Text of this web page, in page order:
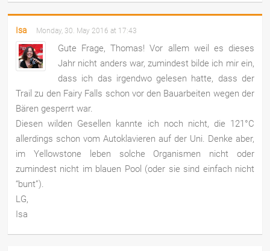
Isa Monday, 30. May 2016 at 17:43
Gute Frage, Thomas! Vor allem weil es dieses
Jahr nicht anders war, zumindest bilde ich mir ein,
dass ich das irgendwo gelesen hatte, dass der
Trail zu den Fairy Falls schon vor den Bauarbeiten wegen der
Bären gesperrt war.
Diesen wilden Gesellen kannte ich noch nicht, die 121°C
allerdings schon vom Autoklavieren auf der Uni. Denke aber,
im Yellowstone leben solche Organismen nicht oder
zumindest nicht im blauen Pool (oder sie sind einfach nicht
“bunt”).
LG,
Isa